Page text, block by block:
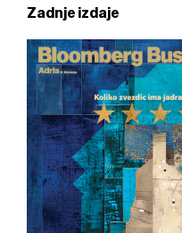
Zadnje izdaje